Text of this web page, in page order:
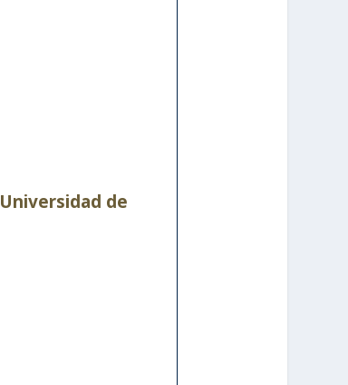
Universidad de